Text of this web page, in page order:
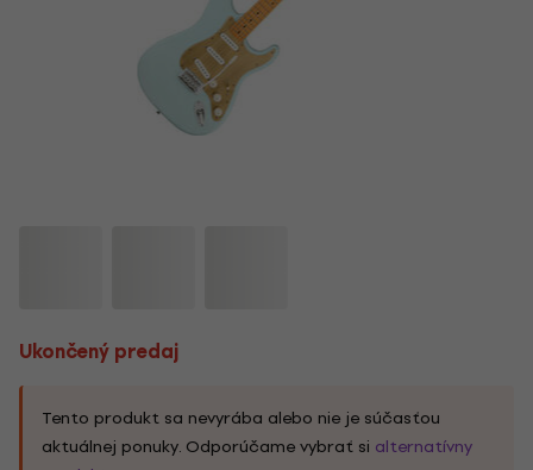
Ukončený predaj
Tento produkt sa nevyrába alebo nie je súčasťou
aktuálnej ponuky. Odporúčame vybrať si alternatívny